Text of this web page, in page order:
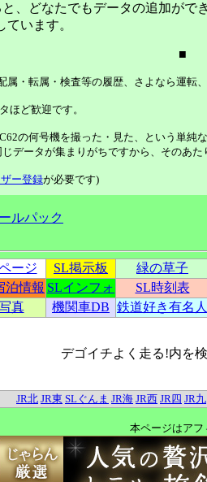
と、どなたでもデータの追加がで
います。
■
属・転属・検査等の履歴、さよなら運転
ほど歓迎です。
の何号機を撮った・見た、という単純
データが集まりがちですから、そのあ
ー登録が必要です)
ージ SL掲示板 緑の草子
泊情報 SLインフォ SL時刻表
真
機関車DB 鉄道好き有名人
デゴイチよく走る!内を
JR北 JR東 SLぐんま JR海 JR西 JR四 JR九
本ページはア